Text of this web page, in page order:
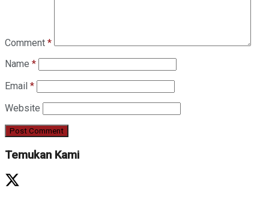
Comment *
Name *
Email *
Website
Temukan Kami